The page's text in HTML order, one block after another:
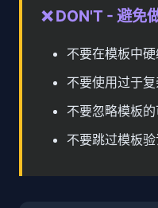
❌ DON'T - 避免
不要在模板中
不要使用过于
不要忽略模板
不要跳过模板